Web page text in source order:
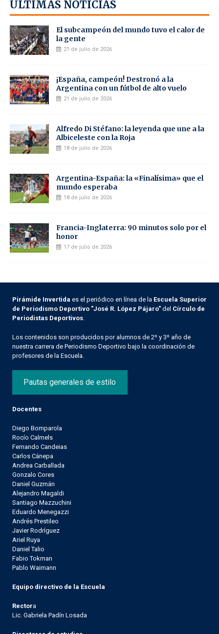
ÚLTIMAS NOTICIAS
El subcampeón del mundo tuvo el calor de
la gente
21 de julio de 2026
¡España, campeón! Destronó a la
Argentina con un fútbol de alto vuelo
21 de julio de 2026
Alfredo Di Stéfano: la leyenda que une a la
Albiceleste con la Roja
18 de julio de 2026
Argentina-España: la «Finalísima» que el
mundo esperaba
18 de julio de 2026
Francia-Inglaterra: 90 minutos solo por el
honor
17 de julio de 2026
Pirámide Invertida es el periódico en línea de la Escuela Superior
de Periodismo Deportivo "José R. López Pájaro" del Círculo de
Periodistas Deportivos.
Los contenidos son producidos por alumnos de 2º y 3º año de
nuestra carrera de Periodismo Deportivo bajo la coordinación de
profesores de la Escuela.
Pautas generales de estilo
Docentes
Diego Bomparola
Rocío Calmels
Fernando Candeias
Carlos Cánepa
Andrea Carballada
Gonzalo Cores
Daniel Guzmán
Alejandro Magaldi
Santiago Mazzuchini
Eduardo Menegazzi
Andrés Prestileo
Javier Rodríguez
Ariel Ruya
Daniel Talio
Fabio Tokman
Pablo Waimann
Equipo directivo de la Escuela
Rectora
Lic. Gabriela Padín Losada